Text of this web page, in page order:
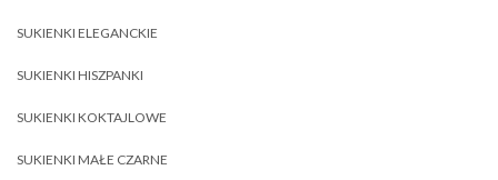
SUKIENKI ELEGANCKIE
SUKIENKI HISZPANKI
SUKIENKI KOKTAJLOWE
SUKIENKI MAŁE CZARNE